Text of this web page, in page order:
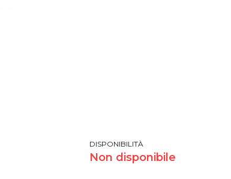
DISPONIBILITÀ
Non disponibile